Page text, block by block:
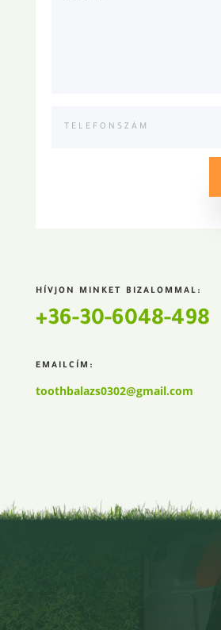
HÍVJON MINKET BIZALOMMAL:
+36-30-6048-498
EMAILCÍM:
toothbalazs0302@gmail.com